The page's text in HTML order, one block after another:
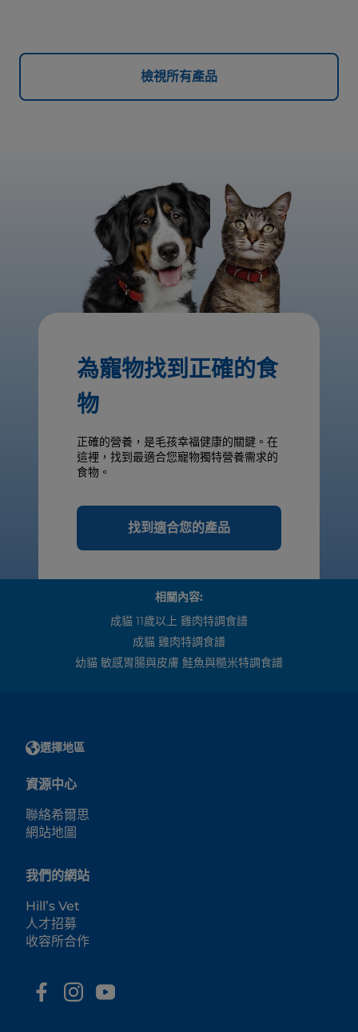
檢視所有產品
為寵物找到正確的食
物
正確的營養，是毛孩幸福健康的關鍵。在
這裡，找到最適合您寵物獨特營養需求的
食物。
找到適合您的產品
相關內容:
成貓 11歲以上 雞肉特調食譜
成貓 雞肉特調食譜
幼貓 敏感胃腸與皮膚 鮭魚與糙米特調食譜
選擇地區
資源中心
聯絡希爾思
網站地圖
我們的網站
Hill’s Vet
人才招募
收容所合作